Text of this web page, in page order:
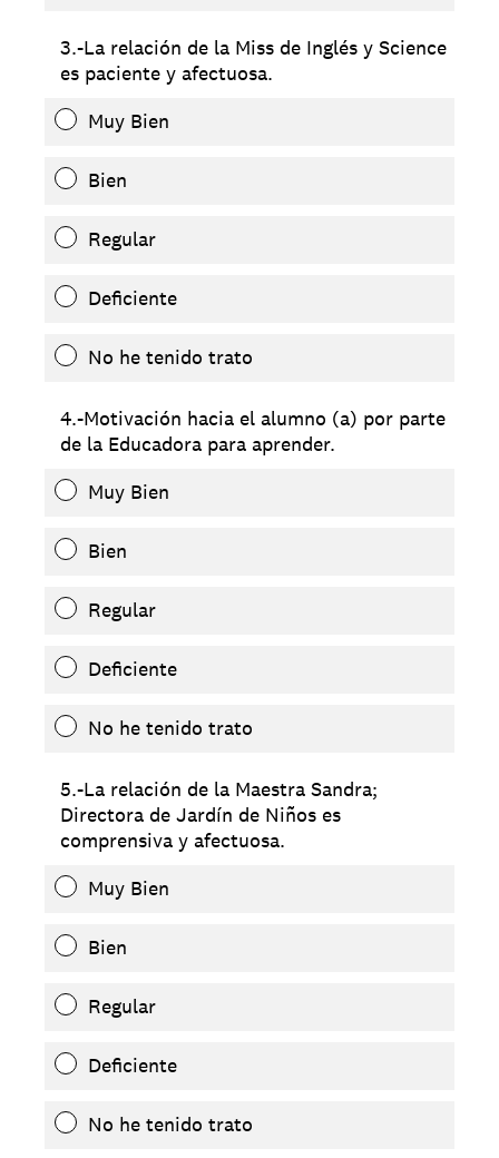
3.-La relación de la Miss de Inglés y Science
es paciente y afectuosa.
Muy Bien
Bien
Regular
Deficiente
No he tenido trato
4.-Motivación hacia el alumno (a) por parte
de la Educadora para aprender.
Muy Bien
Bien
Regular
Deficiente
No he tenido trato
5.-La relación de la Maestra Sandra;
Directora de Jardín de Niños es
comprensiva y afectuosa.
Muy Bien
Bien
Regular
Deficiente
No he tenido trato